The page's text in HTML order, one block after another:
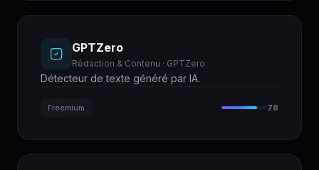
GPTZero
Rédaction & Contenu · GPTZero
Détecteur de texte généré par IA.
Freemium 78